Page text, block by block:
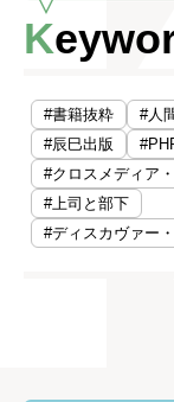
#書籍抜粋 #人
#辰巳出版
#クロスメディア
#上司と部下
#ディスカヴァー